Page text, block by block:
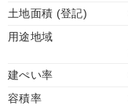
土地面積 (登記)
用途地域
建ぺい率
容積率